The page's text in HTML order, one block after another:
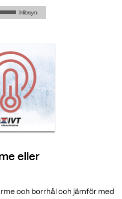
eller
och borrhål och jämför med